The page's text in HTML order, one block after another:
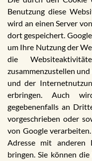
Benutzung diese
wird an einen Server
dort gespeichert.
um Ihre Nutzung der
die
zusammenzustellen
und der
erbringen. Auch
gegebenenfalls an
vorgeschrieben oder
von Google
Adresse mit anderen
bringen. Sie können